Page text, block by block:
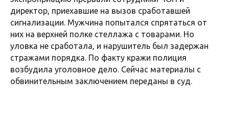
директор, приехавшие на вызов сработавшей
сигнализации. Мужчина попытался спрятаться от
них на верхней полке стеллажа с товарами. Но
уловка не сработала, и нарушитель был задержан
стражами порядка. По факту кражи полиция
возбудила уголовное дело. Сейчас материалы с
обвинительным заключением переданы в суд.